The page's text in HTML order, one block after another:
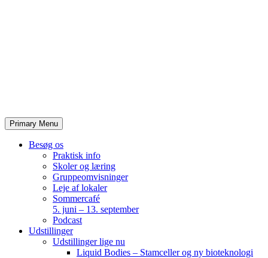
Primary Menu
Besøg os
Praktisk info
Skoler og læring
Gruppeomvisninger
Leje af lokaler
Sommercafé
5. juni – 13. september
Podcast
Udstillinger
Udstillinger lige nu
Liquid Bodies – Stamceller og ny bioteknologi